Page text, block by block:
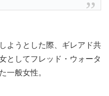
ようとした際、ギレアド共
としてフレッド・ウォータ
一般女性。